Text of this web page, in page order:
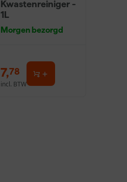
Kwastenreiniger -
1L
Morgen bezorgd
7,78
incl. BTW